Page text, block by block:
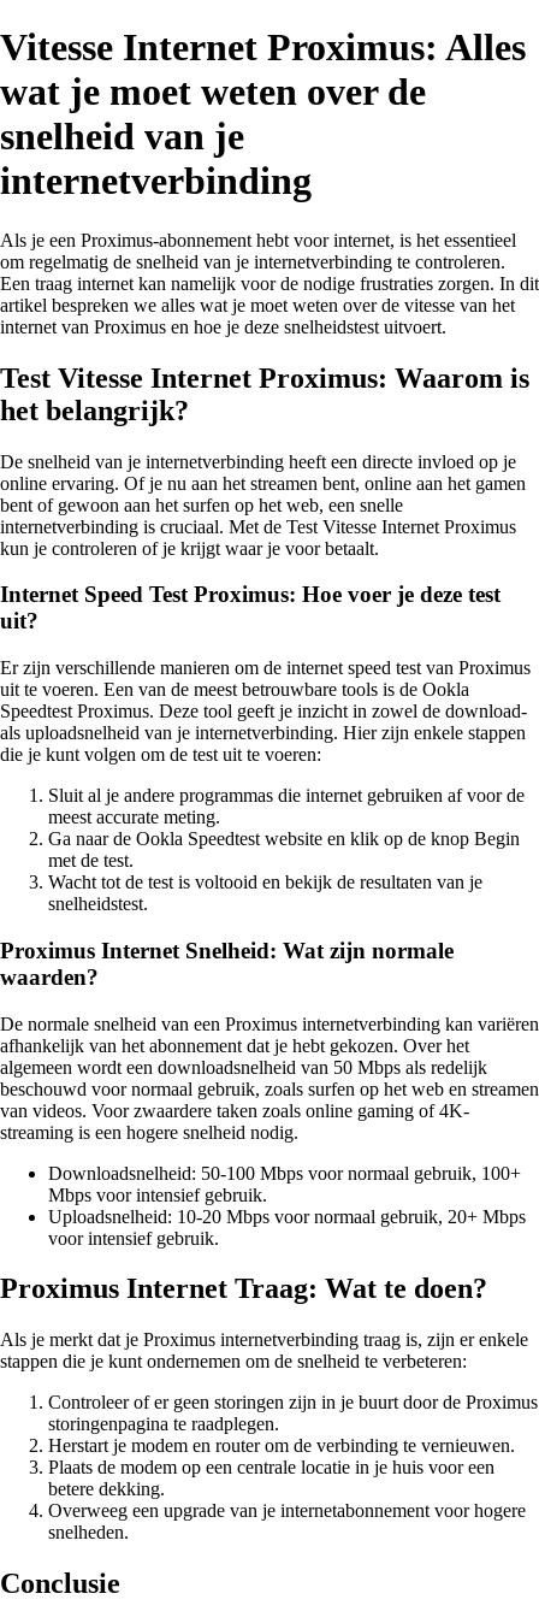
Vitesse Internet Proximus: Alles
wat je moet weten over de
snelheid van je
internetverbinding
Als je een Proximus-abonnement hebt voor internet, is het essentieel
om regelmatig de snelheid van je internetverbinding te controleren.
Een traag internet kan namelijk voor de nodige frustraties zorgen. In dit
artikel bespreken we alles wat je moet weten over de vitesse van het
internet van Proximus en hoe je deze snelheidstest uitvoert.
Test Vitesse Internet Proximus: Waarom is
het belangrijk?
De snelheid van je internetverbinding heeft een directe invloed op je
online ervaring. Of je nu aan het streamen bent, online aan het gamen
bent of gewoon aan het surfen op het web, een snelle
internetverbinding is cruciaal. Met de Test Vitesse Internet Proximus
kun je controleren of je krijgt waar je voor betaalt.
Internet Speed Test Proximus: Hoe voer je deze test
uit?
Er zijn verschillende manieren om de internet speed test van Proximus
uit te voeren. Een van de meest betrouwbare tools is de Ookla
Speedtest Proximus. Deze tool geeft je inzicht in zowel de download-
als uploadsnelheid van je internetverbinding. Hier zijn enkele stappen
die je kunt volgen om de test uit te voeren:
Sluit al je andere programmas die internet gebruiken af voor de
meest accurate meting.
Ga naar de Ookla Speedtest website en klik op de knop Begin
met de test.
Wacht tot de test is voltooid en bekijk de resultaten van je
snelheidstest.
Proximus Internet Snelheid: Wat zijn normale
waarden?
De normale snelheid van een Proximus internetverbinding kan variëren
afhankelijk van het abonnement dat je hebt gekozen. Over het
algemeen wordt een downloadsnelheid van 50 Mbps als redelijk
beschouwd voor normaal gebruik, zoals surfen op het web en streamen
van videos. Voor zwaardere taken zoals online gaming of 4K-
streaming is een hogere snelheid nodig.
Downloadsnelheid: 50-100 Mbps voor normaal gebruik, 100+
Mbps voor intensief gebruik.
Uploadsnelheid: 10-20 Mbps voor normaal gebruik, 20+ Mbps
voor intensief gebruik.
Proximus Internet Traag: Wat te doen?
Als je merkt dat je Proximus internetverbinding traag is, zijn er enkele
stappen die je kunt ondernemen om de snelheid te verbeteren:
Controleer of er geen storingen zijn in je buurt door de Proximus
storingenpagina te raadplegen.
Herstart je modem en router om de verbinding te vernieuwen.
Plaats de modem op een centrale locatie in je huis voor een
betere dekking.
Overweeg een upgrade van je internetabonnement voor hogere
snelheden.
Conclusie